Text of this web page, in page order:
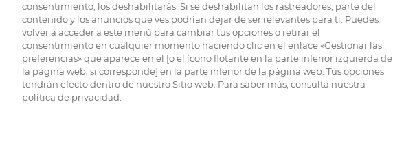
consentimiento, los deshabilitarás. Si se deshabilitan los rastreadores, parte del
contenido y los anuncios que ves podrían dejar de ser relevantes para ti. Puedes
volver a acceder a este menú para cambiar tus opciones o retirar el
consentimiento en cualquier momento haciendo clic en el enlace «Gestionar las
preferencias» que aparece en el [o el ícono flotante en la parte inferior izquierda de
la página web, si corresponde] en la parte inferior de la página web. Tus opciones
tendrán efecto dentro de nuestro Sitio web. Para saber más, consulta nuestra
política de privacidad.